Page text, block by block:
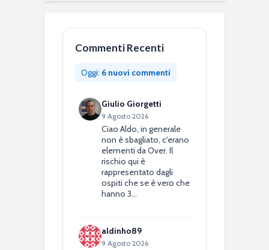
Commenti Recenti
Oggi: 6 nuovi commenti
Giulio Giorgetti
9 Agosto 2026
Ciao Aldo, in generale
non è sbagliato, c'erano
elementi da Over. Il
rischio qui è
rappresentato dagli
ospiti che se è vero che
hanno 3…
aldinho89
9 Agosto 2026